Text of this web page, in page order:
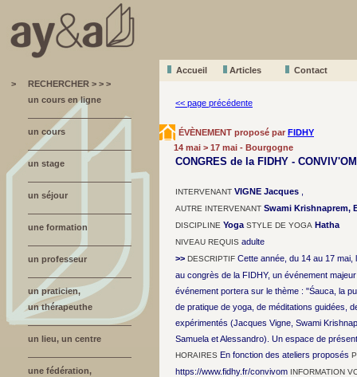
Accueil Articles
Contact
>
RECHERCHER > > >
un cours en ligne
un cours
un stage
un séjour
une formation
un professeur
un praticien,
un thérapeuthe
un lieu, un centre
une fédération,
<< page précédente
ÉVÈNEMENT proposé par FIDHY
14 mai > 17 mai - Bourgogne
CONGRES de la FIDHY - CONVIV'OM
INTERVENANT VIGNE Jacques
AUTRE INTERVENANT Swami Krishnaprem,
DISCIPLINE Yoga STYLE DE YOGA Hatha
NIVEAU REQUIS adulte
>> DESCRIPTIF Cette année, du 14 au 17
au congrès de la FIDHY, un événement
événement portera sur le thème : "Śauca, la
de pratique de yoga, de méditations guidées,
expérimentés (Jacques Vigne, Swami
Samuela et Alessandro). Un espace de
HORAIRES En fonction des ateliers proposés
https://www.fidhy.fr/convivom INFORMATION